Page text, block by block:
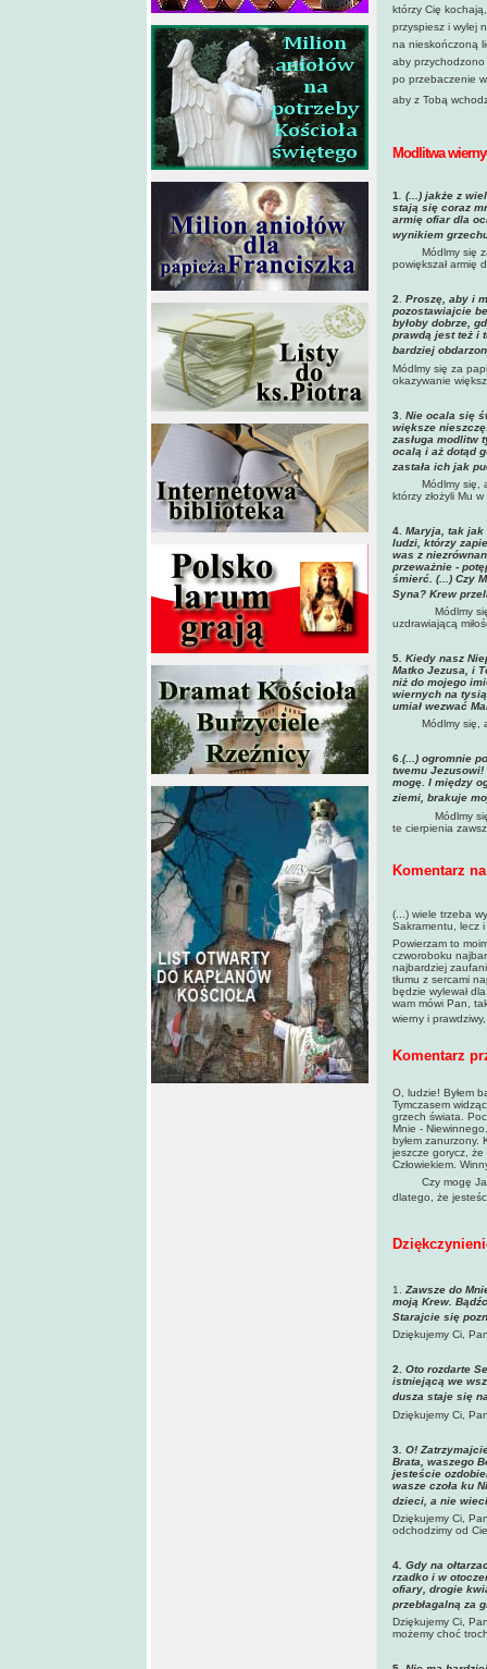
którzy Cię kochają,
przyspiesz i wylej
na nieskończoną
aby
po przebaczenie
aby z Tobą
Modlitwa
1
(...) jakże z
stają się coraz
armię ofiar dla
wynikiem
Módlmy się
powiększał armię
2
Proszę, aby i
pozostawiajcie
byłoby dobrze,
prawdą jest też i
bardziej
Módlmy się za
okazywanie
3
Nie ocala się
większe
zasługa modlitw
ocalą i aż dotąd
zastała ich jak
Módlmy się,
którzy złożyli Mu
4. Maryja, tak jak
ludzi, którzy
was z
przeważnie -
śmierć. (...) Czy
Syna? Krew
Módlmy
uzdrawiającą
5 . Kiedy nasz
Matko Jezusa, i
niż do mojego
wiernych na
umiał wezwać
Módlmy się,
6 (...) ogromnie
twemu Jezusowi!
mogę. I między
ziemi, brakuje
Módlmy
te cierpienia
Komentarz
(...) wiele trzeba
Sakramentu, lecz
Powierzam to
czworoboku
najbardziej
tłumu z sercami
będzie wylewał
wam mówi Pan,
wierny i
Komentarz
O, ludzie! Byłem
Tymczasem
grzech świata.
Mnie -
byłem zanurzony.
jeszcze gorycz, że
Człowiekiem.
Czy mogę Ja,
dlatego, że
1. Zawsze do
moją Krew.
Starajcie się
Dziękujemy Ci,
2. Oto rozdarte
istniejącą we
dusza staje się
Dziękujemy Ci,
3 . O!
Brata, waszego
jesteście
wasze czoła ku
dzieci, a nie
Dziękujemy Ci,
odchodzimy od
4 Gdy na
rzadko i w
ofiary, drogie
przebłagalną za
Dziękujemy Ci,
możemy choć